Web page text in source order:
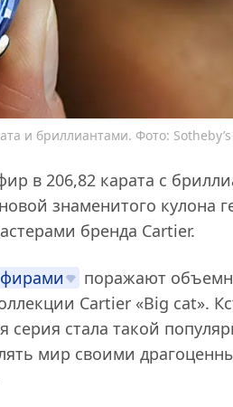
и бриллиантами. Фото: Sotheby’s
в 206,82 карата с
знаменитого кулона
бренда Cartier.
поражают
Cartier «Вig cat».
серия стала такой
мир своими